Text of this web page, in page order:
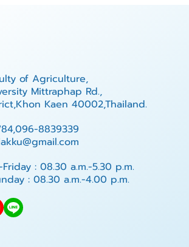
of Agriculture,
Mittraphap Rd.,
Kaen 40002,Thailand.
8839339
: 08.30 a.m.-5.30 p.m.
: 08.30 a.m.-4.00 p.m.